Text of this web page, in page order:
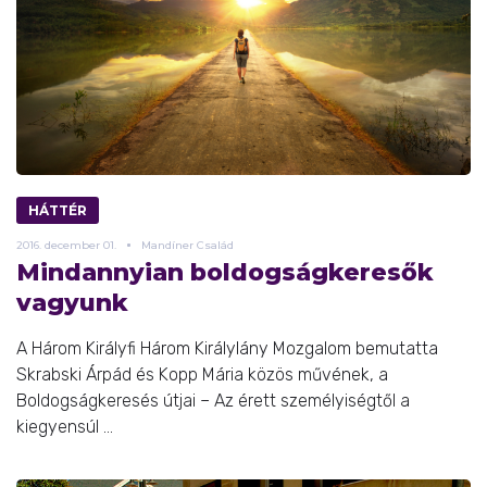
HÁTTÉR
2016. december 01. Mandíner Család
Mindannyian boldogságkeresők
vagyunk
A Három Királyfi Három Királylány Mozgalom bemutatta
Skrabski Árpád és Kopp Mária közös művének, a
Boldogságkeresés útjai – Az érett személyiségtől a
kiegyensúl ...